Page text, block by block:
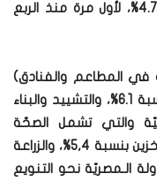
الأخير من العام المالي الماضي بنسبة 4.7%، لأول مرة منذ الربع
في المطاعم والفنادق)
بنسبة 9,9%، وتجارة الجُملة والتجزئة بنسبة 6.1%، والتشييد والبناء
والتي تشمل الصحّة
والتعليم لتُسجّل نسبة 5.6%، والنقل والتخزين بنسبة 5,4%، والزراعة
الـمصريّة نحو التنويع